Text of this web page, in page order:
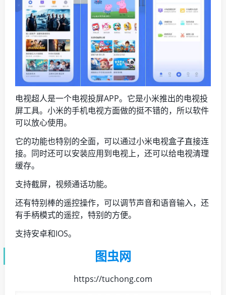
电视超人是一个电视投屏APP。它是小米推出的电视投
屏工具。小米的手机电视方面做的挺不错的，所以软件
可以放心使用。
它的功能也特别的全面，可以通过小米电视盒子直接连
接。同时还可以安装应用到电视上，还可以给电视清理
缓存。
支持截屏，视频通话功能。
还有特别棒的遥控操作，可以调节声音和语音输入，还
有手柄模式的遥控，特别的方便。
支持安卓和IOS。
图虫网
https://tuchong.com